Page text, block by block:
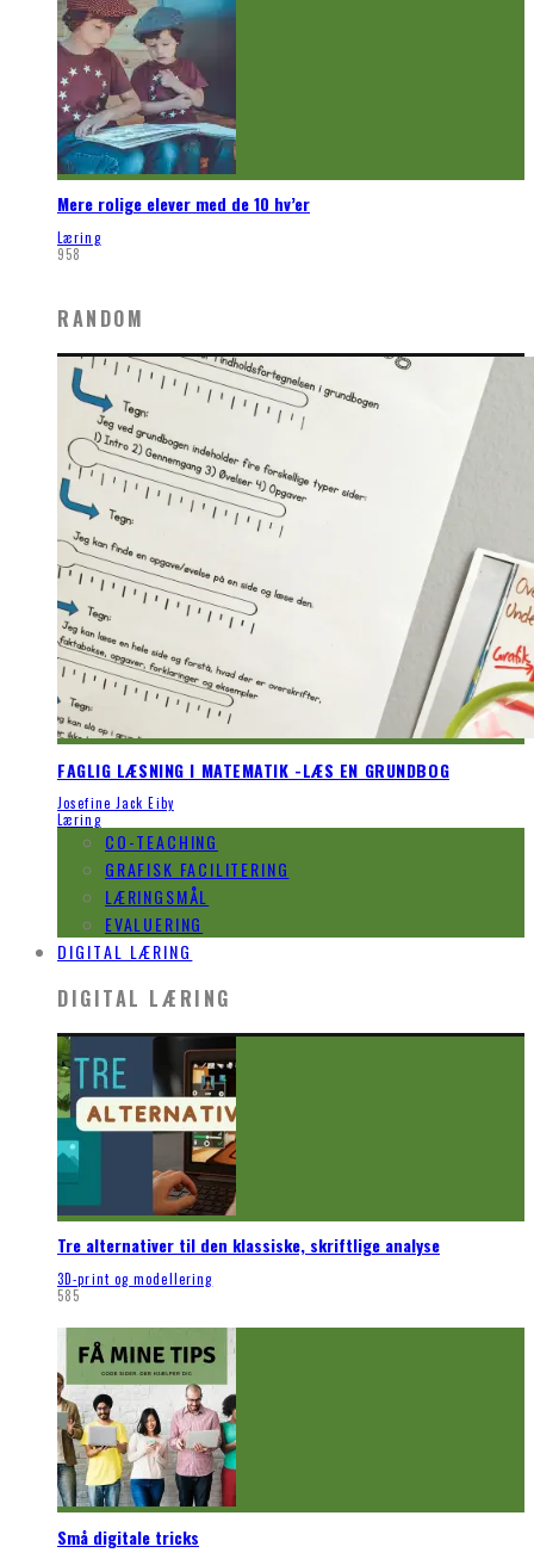
Mere rolige elever med de 10 hv’er
Læring
958
RANDOM
FAGLIG LÆSNING I MATEMATIK -LÆS EN GRUNDBOG
Josefine Jack Eiby
Læring
CO-TEACHING
GRAFISK FACILITERING
LÆRINGSMÅL
EVALUERING
DIGITAL LÆRING
DIGITAL LÆRING
Tre alternativer til den klassiske, skriftlige analyse
3D-print og modellering
585
Små digitale tricks